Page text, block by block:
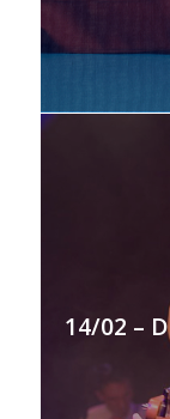
14/02 –